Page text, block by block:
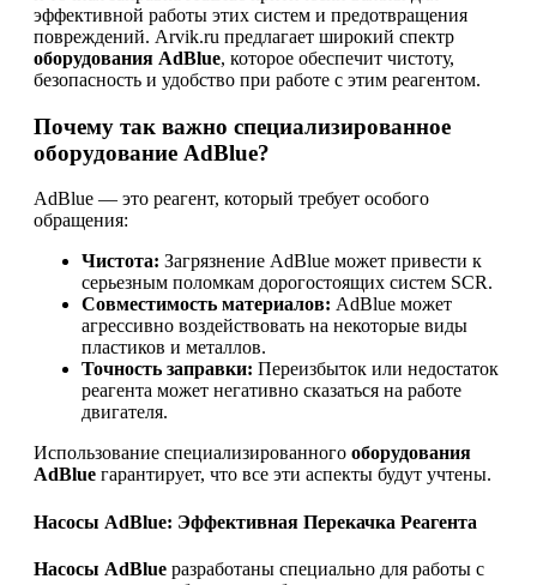
эффективной работы этих систем и предотвращения
повреждений. Arvik.ru предлагает широкий спектр
оборудования AdBlue, которое обеспечит чистоту,
безопасность и удобство при работе с этим реагентом.
Почему так важно специализированное
оборудование AdBlue?
AdBlue — это реагент, который требует особого
обращения:
Чистота: Загрязнение AdBlue может привести к
серьезным поломкам дорогостоящих систем SCR.
Совместимость материалов: AdBlue может
агрессивно воздействовать на некоторые виды
пластиков и металлов.
Точность заправки: Переизбыток или недостаток
реагента может негативно сказаться на работе
двигателя.
Использование специализированного оборудования
AdBlue гарантирует, что все эти аспекты будут учтены.
Насосы AdBlue: Эффективная Перекачка Реагента
Насосы AdBlue разработаны специально для работы с